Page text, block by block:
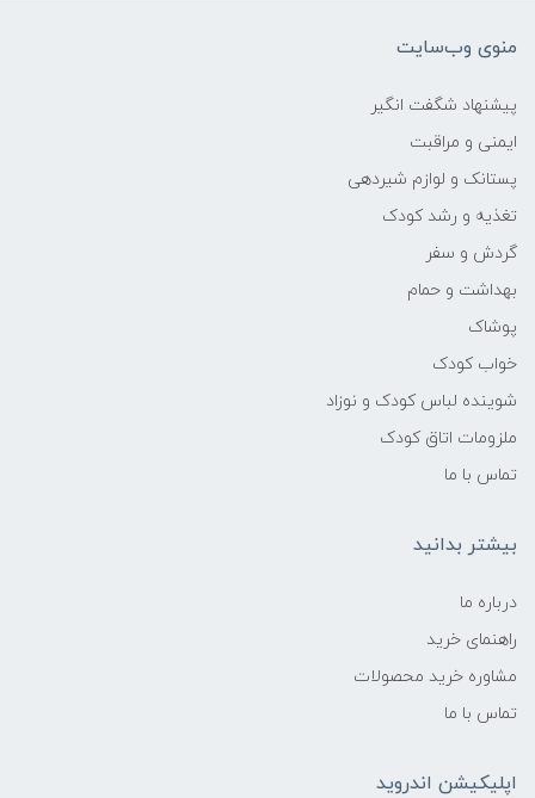
منوی وب‌سایت
پیشنهاد شگفت انگیر
ایمنی و مراقبت
پستانک و لوازم شیردهی
تغذیه و رشد کودک
گردش و سفر
بهداشت و حمام
پوشاک
خواب کودک
شوینده لباس کودک و نوزاد
ملزومات اتاق کودک
تماس با ما
بیشتر بدانید
درباره ما
راهنمای خرید
مشاوره خرید محصولات
تماس با ما
اپلیکیشن اندروید